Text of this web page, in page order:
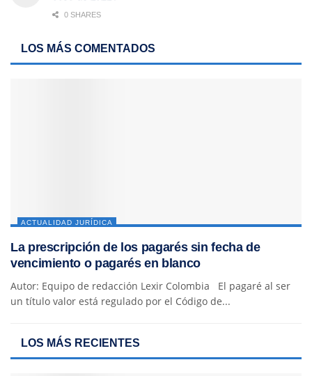
0 SHARES
LOS MÁS COMENTADOS
ACTUALIDAD JURÍDICA
La prescripción de los pagarés sin fecha de
vencimiento o pagarés en blanco
Autor: Equipo de redacción Lexir Colombia El pagaré al ser
un título valor está regulado por el Código de...
LOS MÁS RECIENTES